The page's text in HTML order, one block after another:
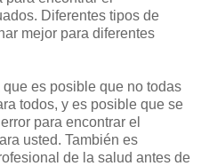
Diferentes tipos de
mejor para diferentes
es posible que no todas
todos, y es posible que se
para encontrar el
usted. También es
de la salud antes de